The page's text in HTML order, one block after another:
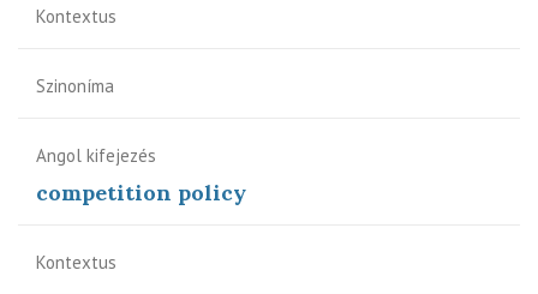
Kontextus
Szinoníma
Angol kifejezés
competition policy
Kontextus